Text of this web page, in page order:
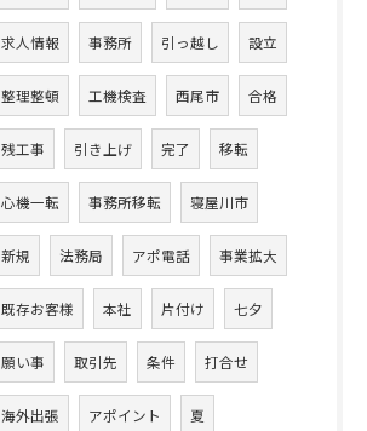
求人情報 事務所 引っ越し 設立
整理整頓 工機検査 西尾市 合格
残工事 引き上げ 完了 移転
心機一転 事務所移転 寝屋川市
新規 法務局 アポ電話 事業拡大
既存お客様 本社 片付け 七夕
願い事 取引先 条件 打合せ
海外出張 アポイント 夏